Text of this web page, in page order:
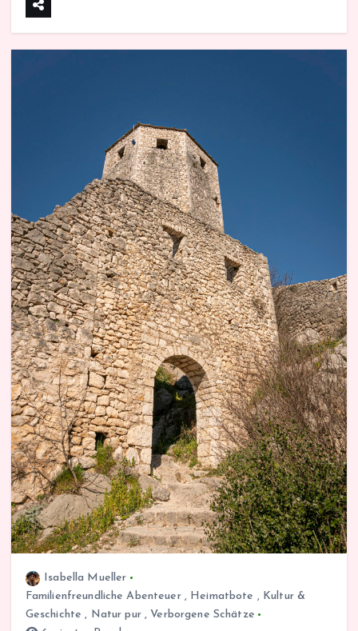
Isabella Mueller
Familienfreundliche Abenteuer, Heimatbote , Kultur &
Geschichte , Natur pur, Verborgene Schätze